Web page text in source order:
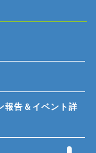
報告＆イベント詳
ホーム